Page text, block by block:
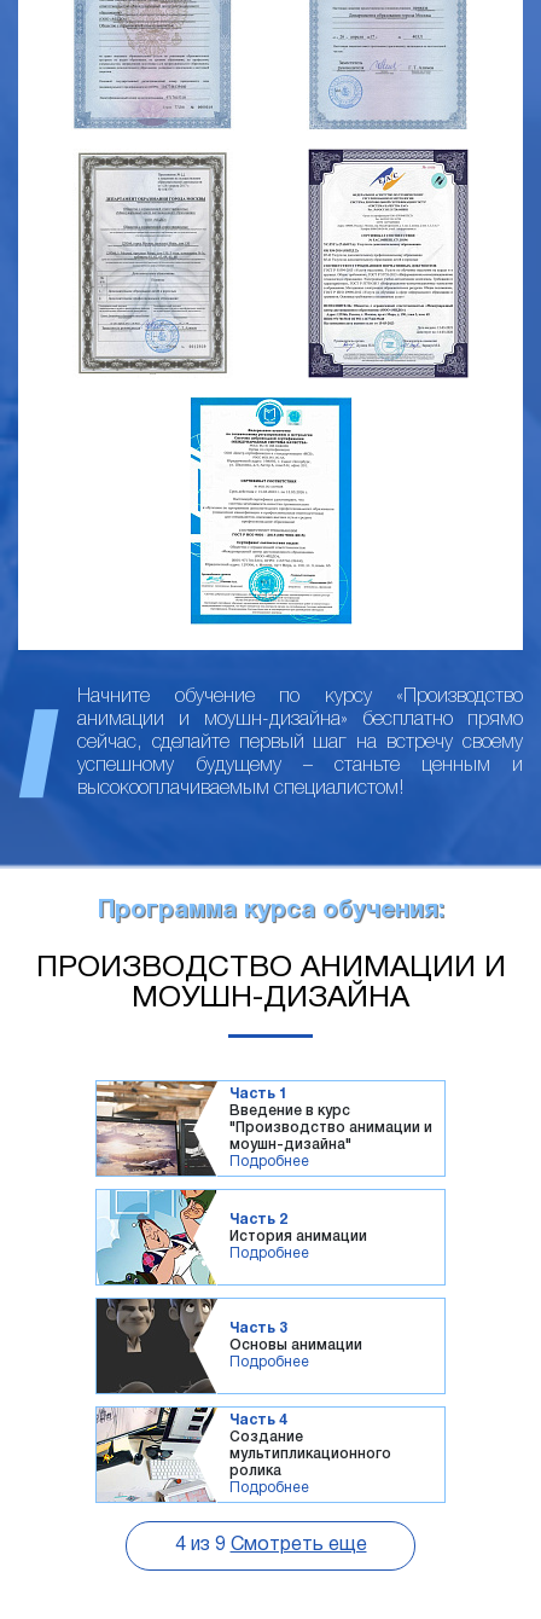
Начните обучение по курсу «Производство
анимации и моушн-дизайна» бесплатно прямо
сейчас, сделайте первый шаг на встречу своему
успешному будущему – станьте ценным и
высокооплачиваемым специалистом!
Программа курса обучения:
ПРОИЗВОДСТВО АНИМАЦИИ И
МОУШН-ДИЗАЙНА
Часть 1
Введение в курс
"Производство анимации и
моушн-дизайна"
Подробнее
Часть 2
История анимации
Подробнее
Часть 3
Основы анимации
Подробнее
Часть 4
Создание
мультипликационного
ролика
Подробнее
4из 9 Смотреть еще